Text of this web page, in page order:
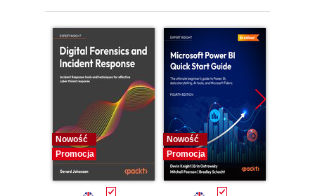
Nowość
Promocja
Nowość
Promocja